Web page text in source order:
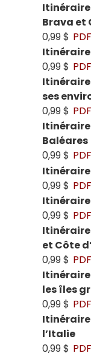
Itinéraire
Brava et
0,99 $
0,99 $
Itinéraire
ses
0,99 $
Itinéraire
Baléares
0,99 $
Itinéraire
0,99 $
Itinéraire
0,99 $
Itinéraire
et Côte
0,99 $
Itinéraire
les îles
0,99 $
Itinéraire
l’Italie
0,99 $